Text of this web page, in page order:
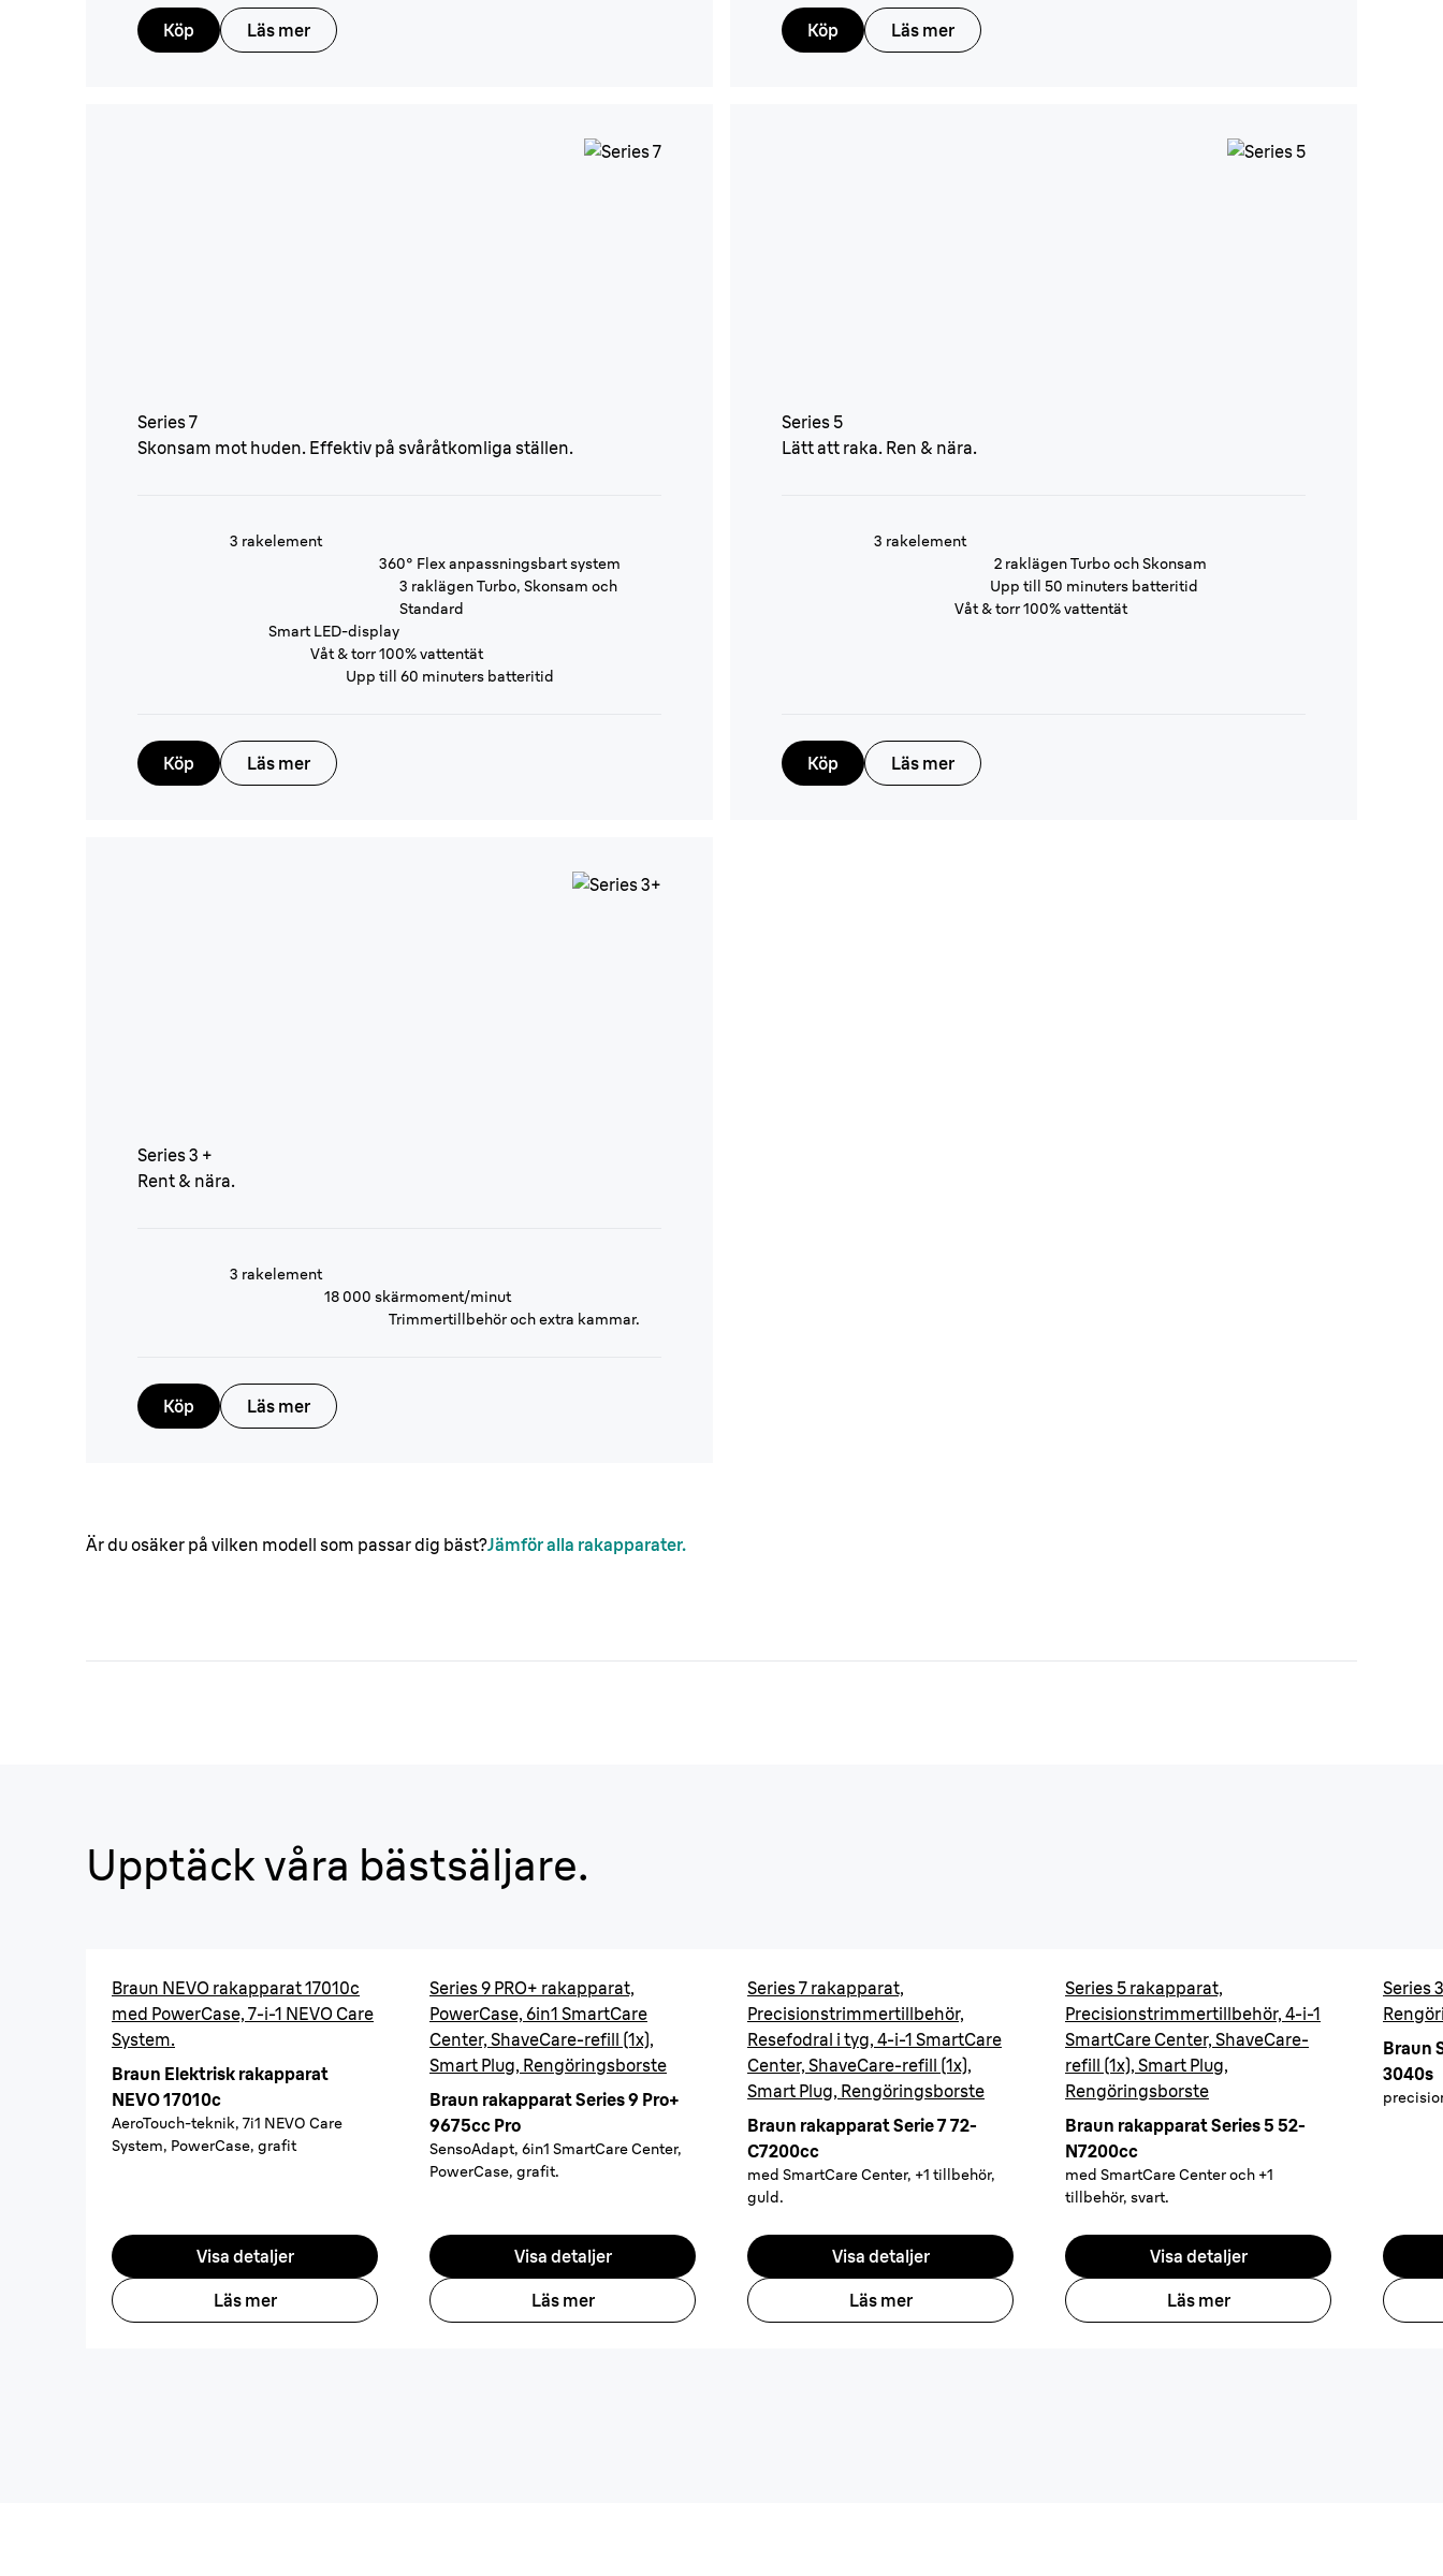
Köp Läs mer Köp Läs mer
Series 7
Skonsam mot huden. Effektiv på svåråtkomliga ställen.
3 rakelement
360° Flex anpassningsbart system
3 raklägen Turbo, Skonsam och
Standard
Smart LED-display
Våt & torr 100% vattentät
Upp till 60 minuters batteritid
Köp Läs mer
Series 5
Lätt att raka. Ren & nära.
3 rakelement
2 raklägen Turbo och Skonsam
Upp till 50 minuters batteritid
Våt & torr 100% vattentät
Köp Läs mer
Series 3 +
Rent & nära.
3 rakelement
18 000 skärmoment/minut
Trimmertillbehör och extra kammar.
Köp Läs mer
Är du osäker på vilken modell som passar dig bäst?Jämför alla rakapparater.
Upptäck våra bästsäljare.
Braun NEVO rakapparat 17010c
med PowerCase, 7-i-1 NEVO Care
System.
Braun Elektrisk rakapparat
NEVO 17010c
AeroTouch-teknik, 7i1 NEVO Care
System, PowerCase, grafit
Visa detaljer
Läs mer
Series 9 PRO+ rakapparat,
PowerCase, 6in1 SmartCare
Center, ShaveCare-refill (1x),
Smart Plug, Rengöringsborste
Braun rakapparat Series 9 Pro+
9675cc Pro
SensoAdapt, 6in1 SmartCare Center,
PowerCase, grafit.
Visa detaljer
Läs mer
Series 7 rakapparat,
Precisionstrimmertillbehör,
Resefodral i tyg, 4-i-1 SmartCare
Center, ShaveCare-refill (1x),
Smart Plug, Rengöringsborste
Braun rakapparat Serie 7 72-
C7200cc
med SmartCare Center, +1 tillbehör,
guld.
Visa detaljer
Läs mer
Series 5 rakapparat,
Precisionstrimmertillbehör, 4-i-1
SmartCare Center, ShaveCare-
refill (1x), Smart Plug,
Rengöringsborste
Braun rakapparat Series 5 52-
N7200cc
med SmartCare Center och +1
tillbehör, svart.
Visa detaljer
Läs mer
Series
Braun
3040s